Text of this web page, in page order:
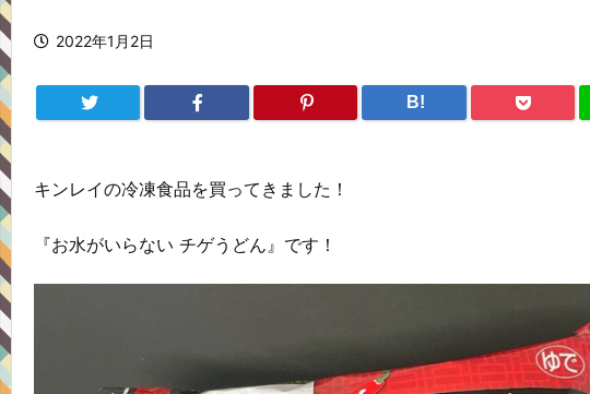
2022年1月2日
B!
キンレイの冷凍食品を買ってきました！
『お水がいらない チゲうどん』です！